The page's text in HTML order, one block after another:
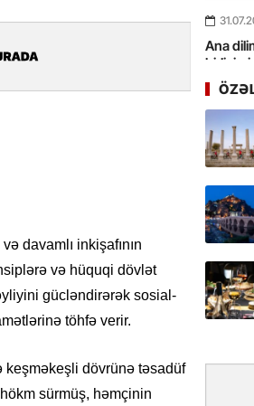
davamlı inkişafının
və hüquqi dövlət
gücləndirərək sosial-
töhfə verir.
keşməkeşli dövrünə təsadüf
sürmüş, həmçinin
Ana
Tarixin
İlin ilk
çox
Yeni